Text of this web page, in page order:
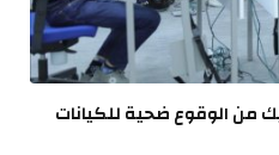
تحميك من الوقوع ضحية للكيانات